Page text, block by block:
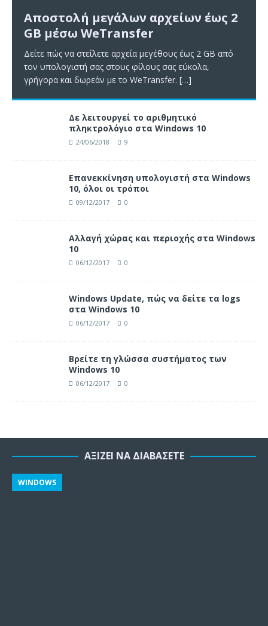
Αποστολή μεγάλων αρχείων έως 2
GB μέσω WeTransfer
Δείτε πώς να στείλετε αρχεία μεγέθους έως 2 GB από
τον υπολογιστή σας στους φίλους σας εύκολα,
γρήγορα και δωρεάν με το WeTransfer. […]
Δε λειτουργεί το αριθμητικό
πληκτρολόγιο στα Windows 10
24/06/2018 9
Επανεκκίνηση υπολογιστή στα Windows
10, όλοι οι τρόποι
09/12/2017 0
Αλλαγή χώρας και περιοχής στα Windows
10
06/12/2017 0
Windows Update, πώς να δείτε τα logs
στα Windows 10
06/12/2017 0
Βρείτε τη γλώσσα συστήματος των
Windows 10
06/12/2017 0
ΑΞΊΖΕΙ ΝΑ ΔΙΑΒΆΣΕΤΕ
WINDOWS